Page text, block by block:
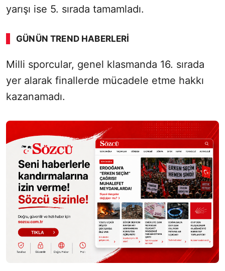
yarışı ise 5. sırada tamamladı.
GÜNÜN TREND HABERLERI
00:01 / 08:43
Sesi Aç
Milli sporcular, genel klasmanda 16. sırada
yer alarak finallerde mücadele etme hakkı
kazanamadı.